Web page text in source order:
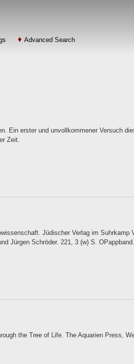
Advanced Search
Ein erster und unvollkommener Versuch
Zeit.
Jüdischer Verlag im Suhrkamp
Jürgen Schröder. 221, 3 (w) S. OPappband.
the Tree of Life. The Aquarien Press,